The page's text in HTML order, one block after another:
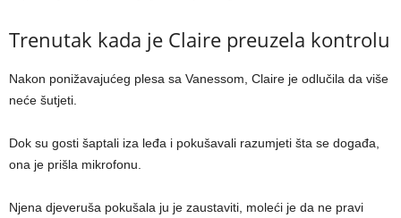
Trenutak kada je Claire preuzela kontrolu
Nakon ponižavajućeg plesa sa Vanessom, Claire je odlučila da više
neće šutjeti.
Dok su gosti šaptali iza leđa i pokušavali razumjeti šta se događa,
ona je prišla mikrofonu.
Njena djeveruša pokušala ju je zaustaviti, moleći je da ne pravi